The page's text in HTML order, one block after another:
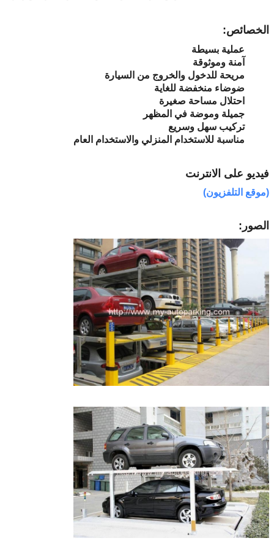
الخصائص:
عملية بسيطة
آمنة وموثوقة
مريحة للدخول والخروج من السيارة
ضوضاء منخفضة للغاية
احتلال مساحة صغيرة
جميلة وموضة في المظهر
تركيب سهل وسريع
مناسبة للاستخدام المنزلي والاستخدام العام
فيديو على الانترنت
(موقع التلفزيون)
الصور: